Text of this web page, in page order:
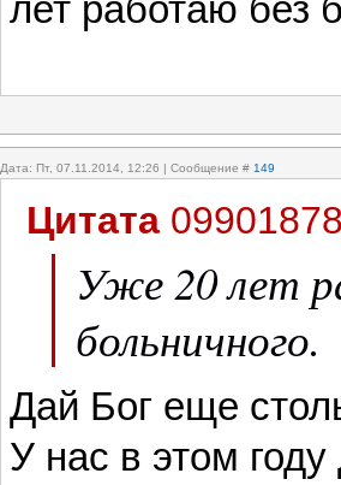
лет работаю без
Дата: Пт, 07.11.2014, 12:26 | Сообщение # 149
Цитата
Уже 20 лет
больничного.
Дай Бог еще
У нас в этом